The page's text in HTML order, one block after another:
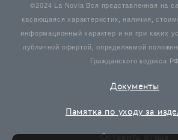
©2024 La Novia Вся представленная на
касающаяся характеристик, наличия,
информационный характер и ни при каких
публичной офертой, определяемой
Гражданского кодекса РФ
Документы
Памятка по уходу за
Оставить отзыв